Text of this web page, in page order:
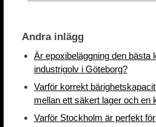
Andra inlägg
Är epoxibeläggning den bästa
industrigolv i Göteborg?
Varför korrekt
mellan ett säkert lager och en
Varför Stockholm är perfekt